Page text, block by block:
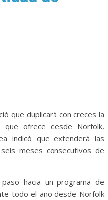
que duplicará con creces la
que ofrece desde Norfolk,
indicó que extenderá las
meses consecutivos de
hacia un programa de
todo el año desde Norfolk